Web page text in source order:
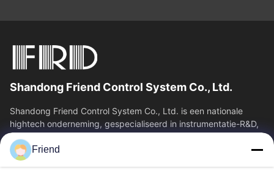
Shandong Friend Control System Co., Ltd.
Shandong Friend Control System Co., Ltd. is een nationale
hightech onderneming, gespecialiseerd in instrumentatie-R&D,
productie en industriële...
Snelkoppelingen
Friend